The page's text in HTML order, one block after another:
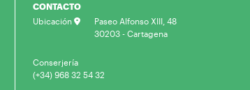
CONTACTO
Ubicación
Paseo Alfonso XIII, 48
30203 - Cartagena
Conserjería
(+34) 968 32 54 32